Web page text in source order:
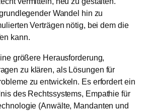
Wandel hin zu
Verträgen nötig, bei dem die
kann.
größere Herausforderung,
zu klären, als Lösungen für
zu entwickeln. Es erfordert ein
des Rechtssystems, Empathie für
(Anwälte, Mandanten und